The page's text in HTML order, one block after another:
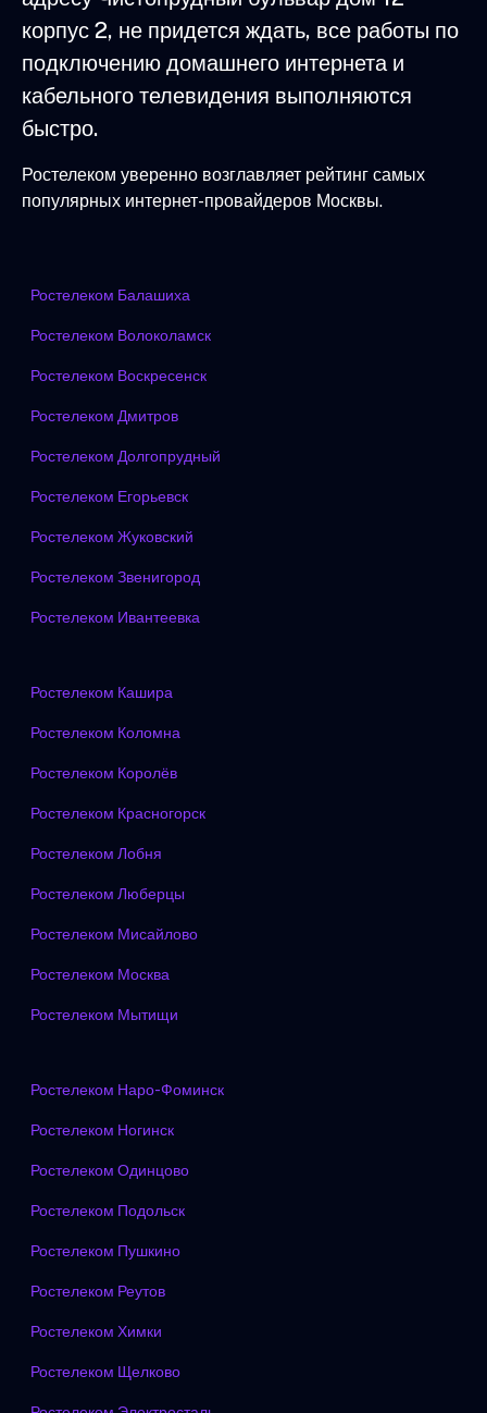
корпус 2, не придется ждать, все работы по
подключению домашнего интернета и
кабельного телевидения выполняются
быстро.
Ростелеком уверенно возглавляет рейтинг самых
популярных интернет-провайдеров Москвы.
Ростелеком Балашиха
Ростелеком Волоколамск
Ростелеком Воскресенск
Ростелеком Дмитров
Ростелеком Долгопрудный
Ростелеком Егорьевск
Ростелеком Жуковский
Ростелеком Звенигород
Ростелеком Ивантеевка
Ростелеком Кашира
Ростелеком Коломна
Ростелеком Королёв
Ростелеком Красногорск
Ростелеком Лобня
Ростелеком Люберцы
Ростелеком Мисайлово
Ростелеком Москва
Ростелеком Мытищи
Ростелеком Наро-Фоминск
Ростелеком Ногинск
Ростелеком Одинцово
Ростелеком Подольск
Ростелеком Пушкино
Ростелеком Реутов
Ростелеком Химки
Ростелеком Щелково